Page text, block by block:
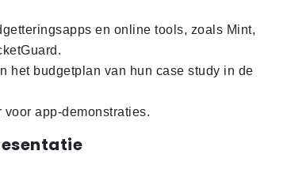
en online tools, zoals Mint,
het budgetplan van hun case study in de
voor app-demonstraties.